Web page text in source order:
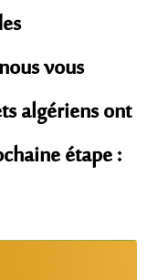
vous
algériens ont
étape :